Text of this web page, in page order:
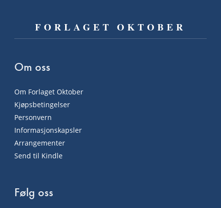
FORLAGET OKTOBER
Om oss
Om Forlaget Oktober
Kjøpsbetingelser
Personvern
Informasjonskapsler
Arrangementer
Send til Kindle
Følg oss